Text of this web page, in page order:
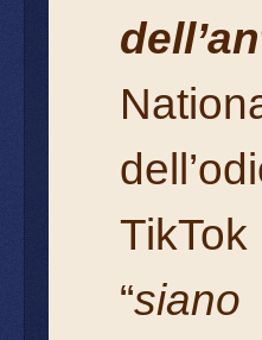
TikTok
“siano